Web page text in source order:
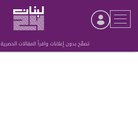
تصفّح بدون إعلانات واقرأ المقالات الحصرية
Advertisement